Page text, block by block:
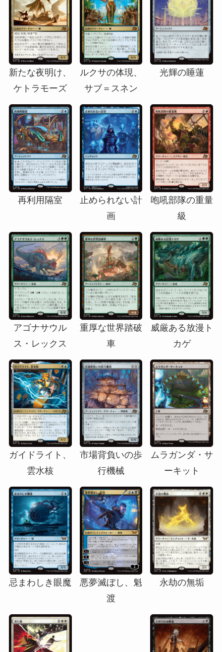
新たな夜明け、
ケトラモーズ
ルクサの体現、
サブ＝スネン
光輝の睡蓮
再利用隔室
止められない計
画
咆吼部隊の重量
級
アゴナサウル
ス・レックス
重厚な世界踏破
車
威厳ある放漫ト
カゲ
ガイドライト、
雲水核
市場背負いの歩
行機械
ムラガンダ・サ
ーキット
忌まわしき眼魔
悪夢滅ぼし、魁
渡
永劫の無垢